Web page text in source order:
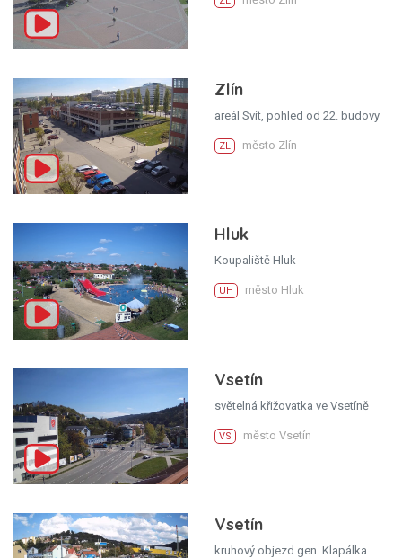
Zlín
areál Svit, pohled od 22. budovy
ZL město Zlín
Hluk
Koupaliště Hluk
UH město Hluk
Vsetín
světelná křižovatka ve Vsetíně
VS město Vsetín
Vsetín
kruhový objezd gen. Klapálka